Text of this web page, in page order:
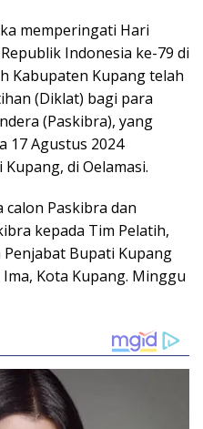
memperingati Hari
Indonesia ke-79 di
Kabupaten Kupang telah
(Diklat) bagi para
(Paskibra), yang
17 Agustus 2024
di Oelamasi.
Paskibra dan
kepada Tim Pelatih,
Bupati Kupang
Kota Kupang. Minggu